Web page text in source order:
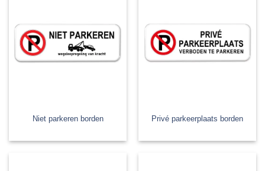
Niet parkeren borden Privé parkeerplaats borden